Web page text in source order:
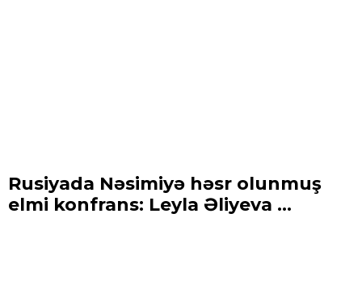
Rusiyada Nəsimiyə həsr olunmuş
elmi konfrans: Leyla Əliyeva ...